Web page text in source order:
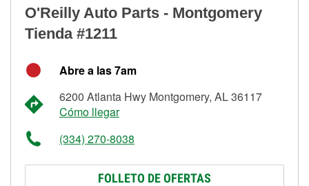
O'Reilly Auto Parts - Montgomery
Tienda #1211
Abre a las 7am
6200 Atlanta Hwy Montgomery, AL 36117
Cómo llegar
(334) 270-8038
FOLLETO DE OFERTAS